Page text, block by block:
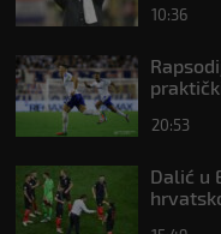
10:36
20:53
Dalić u